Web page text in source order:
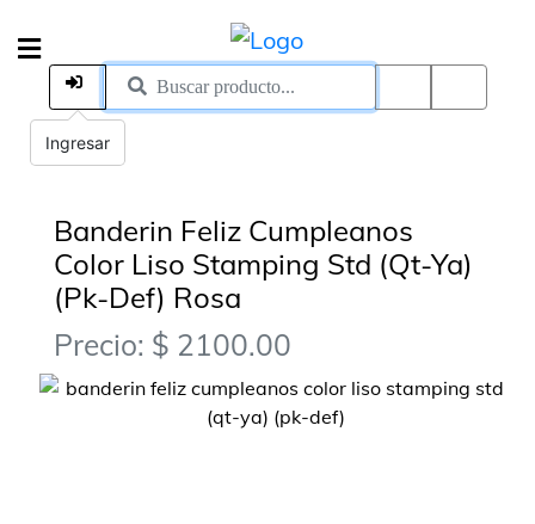
Banderin Feliz Cumpleanos
Color Liso Stamping Std (Qt-Ya)
(Pk-Def) Rosa
Precio: $ 2100.00
Ingresar